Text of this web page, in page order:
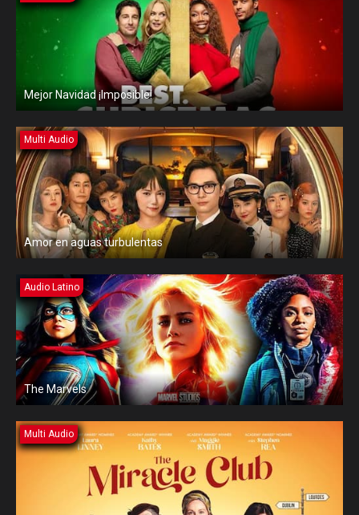
Mejor Navidad ¡Imposible!
Multi Audio
Amor en aguas turbulentas
Audio Latino
The Marvels
Multi Audio